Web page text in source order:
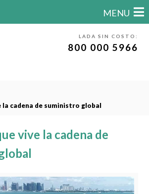
MENU
LADA SIN COSTO:
800 000 5966
la cadena de suministro global
vive la cadena de